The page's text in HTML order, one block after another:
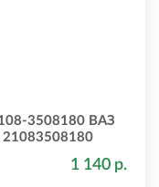
3508180 ВАЗ
1 140 р.